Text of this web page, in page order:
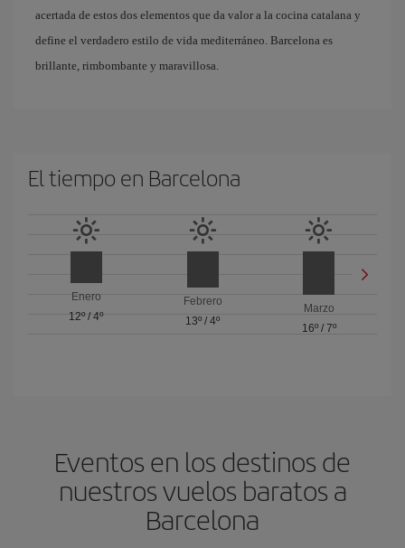
acertada de estos dos elementos que da valor a la cocina catalana y
define el verdadero estilo de vida mediterráneo. Barcelona es
brillante, rimbombante y maravillosa.
El tiempo en Barcelona
Enero
12º/4º
Febrero
13º / 4º
Marzo
16º/ 7º
Eventos en los destinos de
nuestros vuelos baratos a
Barcelona